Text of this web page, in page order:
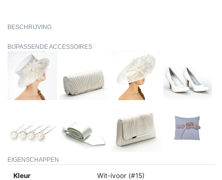
BESCHRIJVING
BIJPASSENDE ACCESSOIRES
EIGENSCHAPPEN
Kleur Wit-ivoor (#15)